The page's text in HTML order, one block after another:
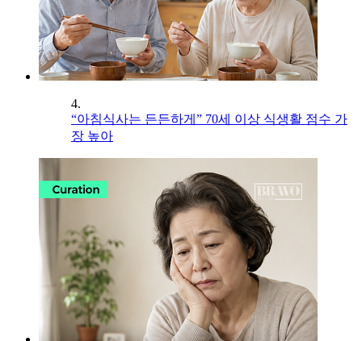
4.
“아침식사는 든든하게” 70세 이상 식생활 점수 가
장 높아